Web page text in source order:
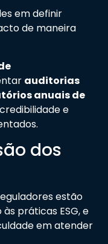
em definir
de maneira
auditorias
anuais de
e
dos
estão
práticas ESG, e
em atender